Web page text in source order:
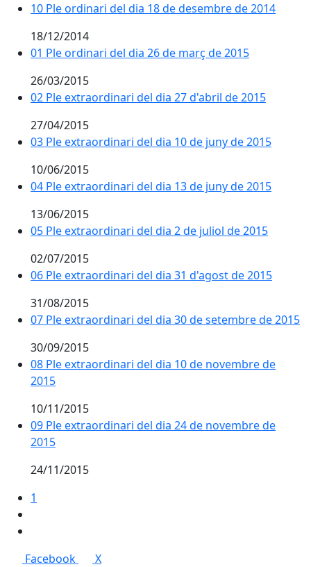
10 Ple ordinari del dia 18 de desembre de 2014
18/12/2014
01 Ple ordinari del dia 26 de març de 2015
26/03/2015
02 Ple extraordinari del dia 27 d'abril de 2015
27/04/2015
03 Ple extraordinari del dia 10 de juny de 2015
10/06/2015
04 Ple extraordinari del dia 13 de juny de 2015
13/06/2015
05 Ple extraordinari del dia 2 de juliol de 2015
02/07/2015
06 Ple extraordinari del dia 31 d'agost de 2015
31/08/2015
07 Ple extraordinari del dia 30 de setembre de 2015
30/09/2015
08 Ple extraordinari del dia 10 de novembre de
2015
10/11/2015
09 Ple extraordinari del dia 24 de novembre de
2015
24/11/2015
1
Facebook
X